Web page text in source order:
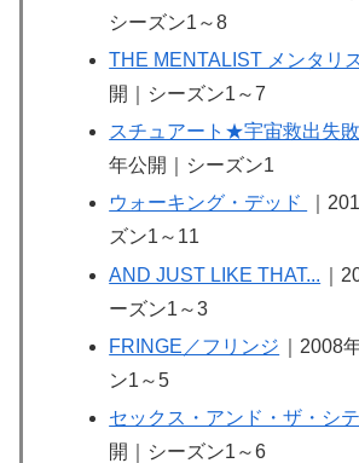
シーズン1～8
THE MENTALIST メンタリ
開｜シーズン1～7
スチュアート★宇宙救出失
年公開｜シーズン1
ウォーキング・デッド
｜
ズン1～11
AND JUST LIKE THAT...
｜
ーズン1～3
FRINGE／フリンジ
｜2008
ン1～5
セックス・アンド・ザ・シ
開｜シーズン1～6